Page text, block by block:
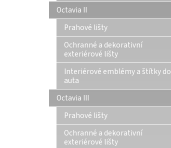
Octavia II
Prahové lišty
Ochranné a dekorativní
exteriérové lišty
Interiérové emblémy a štítky do
auta
Octavia III
Prahové lišty
Ochranné a dekorativní
exteriérové lišty